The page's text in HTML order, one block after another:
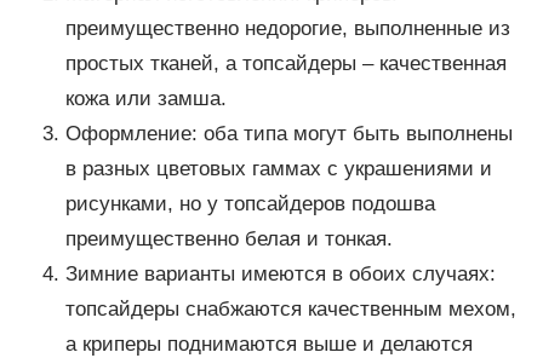
преимущественно недорогие, выполненные из
простых тканей, а топсайдеры – качественная
кожа или замша.
Оформление: оба типа могут быть выполнены
в разных цветовых гаммах с украшениями и
рисунками, но у топсайдеров подошва
преимущественно белая и тонкая.
Зимние варианты имеются в обоих случаях:
топсайдеры снабжаются качественным мехом,
а криперы поднимаются выше и делаются